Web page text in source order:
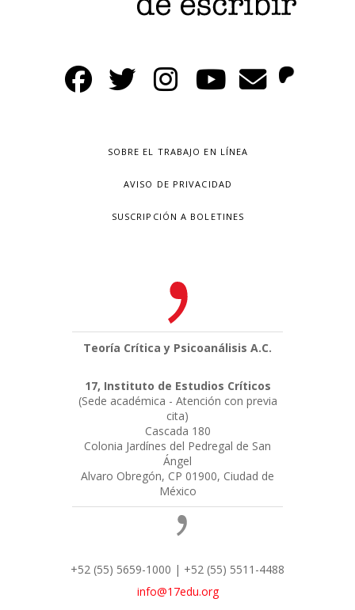
SOBRE EL TRABAJO EN LÍNEA
AVISO DE PRIVACIDAD
SUSCRIPCIÓN A BOLETINES
Teoría Crítica y Psicoanálisis A.C.
17, Instituto de Estudios Críticos
(Sede académica - Atención con previa
cita)
Cascada 180
Colonia Jardínes del Pedregal de San
Ángel
Alvaro Obregón, CP 01900, Ciudad de
México
+52 (55) 5659-1000 | +52 (55) 5511-4488
info@17edu.org